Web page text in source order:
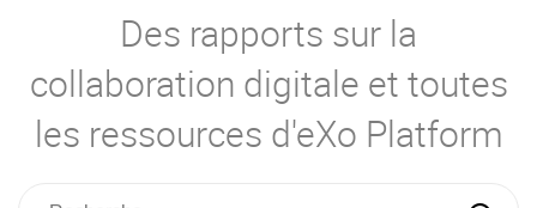
Produit
La Plateforme
No code
Des rapports sur la
collaboration digitale et toutes
les ressources d'eXo Platform